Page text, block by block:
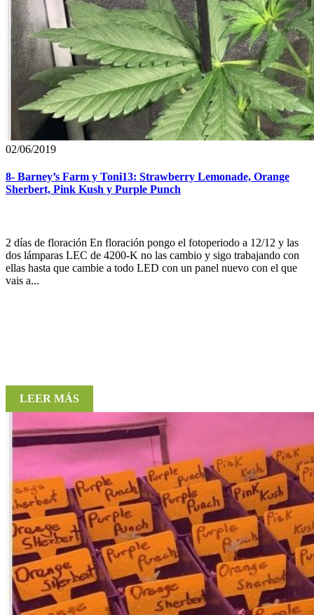
02/06/2019
8- Barney’s Farm y Toni13: Strawberry Lemonade, Orange
Sherbert, Pink Kush y Purple Punch
2 días de floración En floración pongo el fotoperiodo a 12/12 y las
dos lámparas LEC de 4200-K no las cambio y sigo trabajando con
ellas hasta que cambie a todo LED con un panel nuevo con el que
vais a...
LEER MÁS